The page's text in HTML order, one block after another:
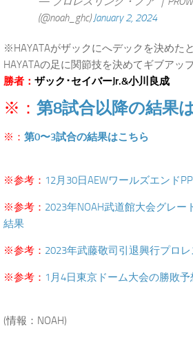
(@noah_ghc)January 2, 2024
※HAYATAがザックにへデックを決めた
HAYATAの足に関節技を決めてギブアッ
勝者： ザック･セイバーJr.&小川良成
※： 第8試合以降の結果
※： 第0〜3試合の結果はこちら
※参考： 12月30日AEWワールズエンド
※参考： 2023年NOAH武道館大会グレー
結果
※参考： 2023年武藤敬司引退興行プロ
※参考： 1月4日東京ドーム大会の勝敗
(情報：NOAH)